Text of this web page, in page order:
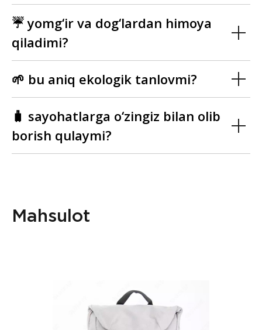
☔ yomg‘ir va dog‘lardan himoya
qiladimi?
🌱 bu aniq ekologik tanlovmi?
🧳 sayohatlarga o‘zingiz bilan olib
borish qulaymi?
Mahsulot